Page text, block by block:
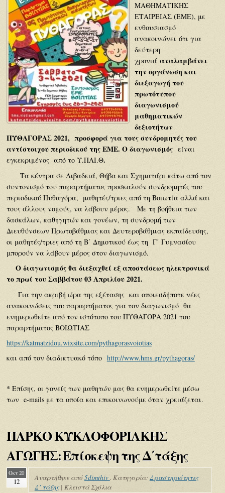
ΜΑΘΗΜΑΤΙΚΗΣ
ΕΤΑΙΡΕΙΑΣ (ΕΜΕ), με
ενθουσιασμό
ανακοινώνει ότι για
δεύτερη
χρονιάαναλαμβάνει
την οργάνωση και
διεξαγωγή του
πρωτότυπου
διαγωνισμού
μαθηματικών
δεξιοτήτων
ΠΥΘΑΓΟΡΑΣ 2021, προσφορά για τους συνδρομητές του
αντίστοιχου περιοδικού της ΕΜΕ. Ο διαγωνισμός είναι
εγκεκριμένος από το Υ.ΠΑΙ.Θ.
Τα κέντρα σε Λιβαδειά, Θήβα και Σχηματάρι κάτω από τον
συντονισμό του παραρτήματος προσκαλούν συνδρομητές του
περιοδικού Πυθαγόρα, μαθητές/τριες από τη Βοιωτία αλλά και
τους άλλους νομούς, να λάβουν μέρος. Με τη βοήθεια των
δασκάλων, καθηγητών και γονέων, τη συνδρομή των
Διευθύνσεων Πρωτοβάθμιας και Δευτεροβάθμιας εκπαίδευσης,
οι μαθητές/τριες από τη Β΄ Δημοτικού έως τη Γ΄ Γυμνασίου
μπορούν να λάβουν μέρος στον διαγωνισμό.
Ο διαγωνισμός θα διεξαχθεί εξ αποστάσεως ηλεκτρονικά
το πρωί του Σαββάτου 03 Απριλίου 2021.
Για την ακριβή ώρα της εξέτασης και οποιεσδήποτε νέες
ανακοινώσεις του παραρτήματος για τον διαγωνισμό θα
ενημερωθείτε από τον ιστότοπο του ΠΥΘΑΓΟΡΑ 2021 του
παραρτήματος ΒΟΙΩΤΙΑΣ
https://katmatzidou.wixsite.com/pythagorasvoiotias
και από τον διαδικτυακό τόπο http://www.hms.gr/pythagoras/
* Επίσης, οι γονείς των μαθητών μας θα ενημερωθείτε μέσω
των e-mails με τα οποία και επικοινωνούμε όταν χρειάζεται.
ΠΑΡΚΟ ΚΥΚΛΟΦΟΡΙΑΚΗΣ
ΑΓΩΓΗΣ: Επίσκεψη της Δ΄τάξης
Οκτ 20
12 Αναρτήθηκε από5dimthiv. Κατηγορία:Δραστηριότητες
Δ' τάξης| Κλειστά Σχόλια